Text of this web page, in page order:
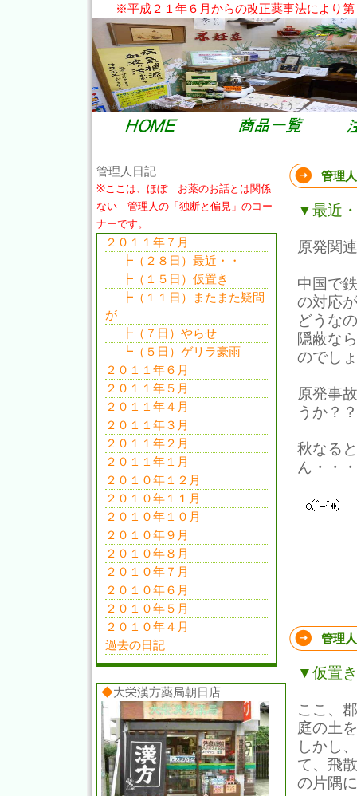
※平成２１年６月からの改正薬事法により
だいあん先生の健康サイト。大栄漢方薬局のＨＰへようこそ。
管理
▼最近
原発関
中国で
の対応
どうな
隠蔽な
のでし
原発事
うか？？
秋なる
ん・・・
管理
▼仮置き
ここ、
庭の土
しかし
て、飛
の片隅
管理人日記
※ここは、ほぼ お薬のお話とは関係
ない 管理人の「独断と偏見」のコー
ナーです。
２０１１年７月
┣（２８日）最近・・
┣（１５日）仮置き
┣（１１日）またまた疑問
が
┣（７日）やらせ
┗（５日）ゲリラ豪雨
２０１１年６月
２０１１年５月
２０１１年４月
２０１１年３月
２０１１年２月
２０１１年１月
２０１０年１２月
２０１０年１１月
２０１０年１０月
２０１０年９月
２０１０年８月
２０１０年７月
２０１０年６月
２０１０年５月
２０１０年４月
過去の日記
◆大栄漢方薬局朝日店